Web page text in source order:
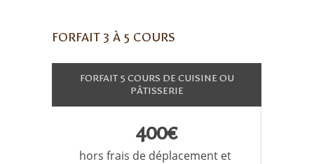
FORFAIT 3 À 5 COURS
FORFAIT 5 COURS DE CUISINE OU
PÂTISSERIE
400€
hors frais de déplacement et